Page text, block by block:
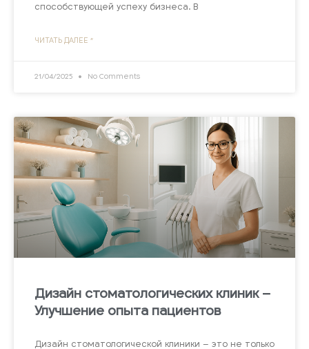
способствующей успеху бизнеса. В
ЧИТАТЬ ДАЛЕЕ "
21/04/2025 No Comments
Дизайн стоматологических клиник –
Улучшение опыта пациентов
Дизайн стоматологической клиники – это не только